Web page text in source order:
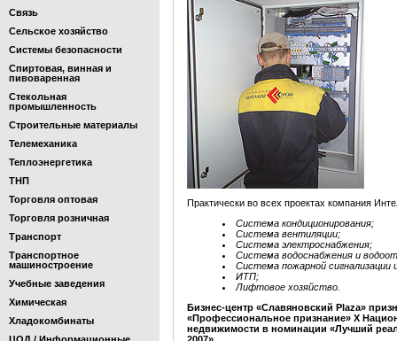
Связь
Сельское хозяйство
Системы безопасности
Спиртовая, винная и
пивоваренная
Стекольная
промышленность
Строительные материалы
Телемеханика
Теплоэнергетика
ТНП
Торговля оптовая
Торговля розничная
Транспорт
Транспортное
машиностроение
Учебные заведения
Химическая
Хладокомбинаты
Практически во всех проектах компания
Система кондиционирования;
Система вентиляции;
Система электроснабжения;
Cистема водоснабжения и
Система пожарной сигнализации
ИТП;
Лифтовое хозяйство.
Бизнес-центр «Славяновский Plaza»
«Профессиональное признание» Х
недвижимости в номинации «Лучший